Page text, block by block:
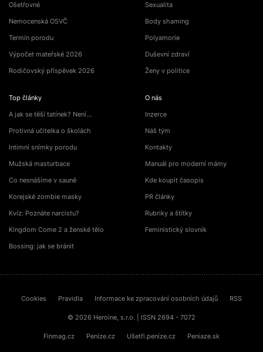
Ošetřovné
Nemocenská OSVČ
Termín porodu
Výpočet mateřské 2026
Rodičovský příspěvek 2026
Top články
A jak se těší tatínek? Není…
Protivná učitelka o školách
Intimní snímky porodu
Mužská masturbace
Co nesnášíme v sauně
Korejské zombie masky
Kvíz: Poznáte narcistu?
Kingdom Come 2 a ženské tělo
Bossing: jak se bránit
Sexualita
Body shaming
Polyamorie
Duševní zdraví
Ženy v politice
O nás
Inzerce
Náš tým
Kontakty
Manuál pro moderní mámy
Kde koupit časopis
PR články
Rubriky a štítky
Feministický slovník
Cookies Pravidla Informace ke zpracování osobních údajů RSS
© 2026 Heroine, s.r.o. | ISSN 2694 - 7072
Finmag.cz Peníze.cz Ušetři.peníze.cz Peniaze.sk